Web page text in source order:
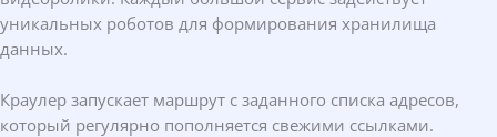
уникальных роботов для формирования хранилища
данных.
Краулер запускает маршрут с заданного списка адресов,
который регулярно пополняется свежими ссылками.